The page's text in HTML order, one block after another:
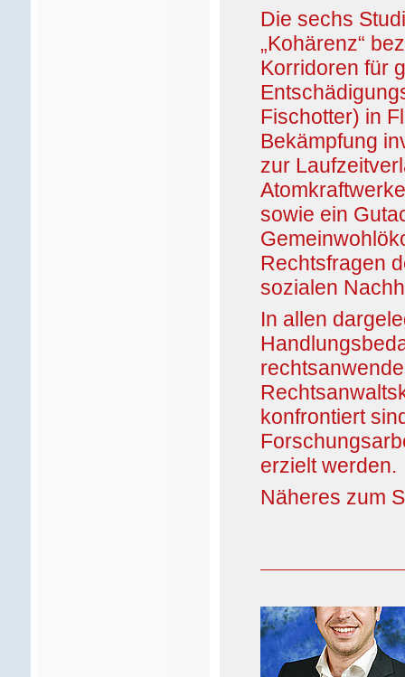
Die sechs
„Kohärenz“
Korridoren für
Fischotter) in
Bekämpfung
zur
sowie ein
Rechtsfragen
sozialen
In allen
konfrontiert
erzielt werden.
Näheres zum